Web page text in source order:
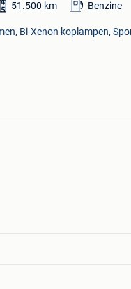
51.500 km Benzine
Bi-Xenon koplampen,